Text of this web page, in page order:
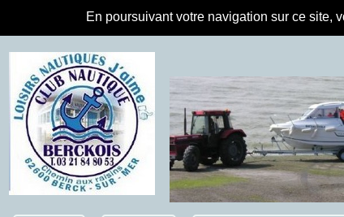
En poursuivant votre navigation sur ce site,